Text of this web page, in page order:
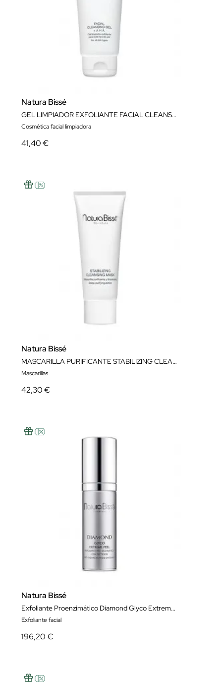
Natura Bissé
GEL LIMPIADOR EXFOLIANTE FACIAL CLEANSING GEL + AHAS 200 ML NATURA BISSÉ
Cosmética facial limpiadora
41,40 €
Natura Bissé
MASCARILLA PURIFICANTE STABILIZING CLEANSING MASK 75 ML NATURA BISSÉ
Mascarillas
42,30 €
Natura Bissé
Exfoliante Proenzimático Diamond Glyco Extreme Peel 30 ml
Exfoliante facial
196,20 €